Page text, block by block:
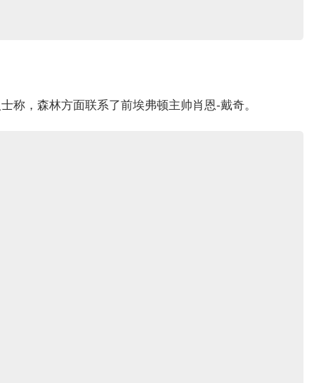
称，森林方面联系了前埃弗顿主帅肖恩-戴奇。